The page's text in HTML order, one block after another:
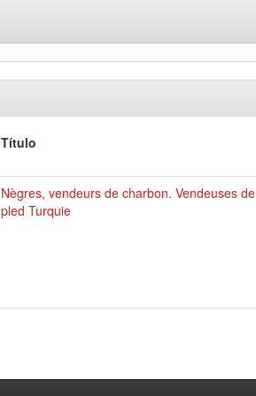
Título
Nègres, vendeurs de charbon. Vendeuses de
pled Turquie